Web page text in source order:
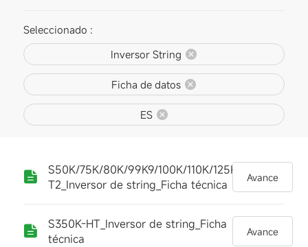
Seleccionado :
Inversor String
Ficha de datos
ES
S50K/75K/80K/99K9/100K/110K/125K-
T2_Inversor de string_Ficha técnica
Avance
S350K-HT_Inversor de string_Ficha
técnica
Avance